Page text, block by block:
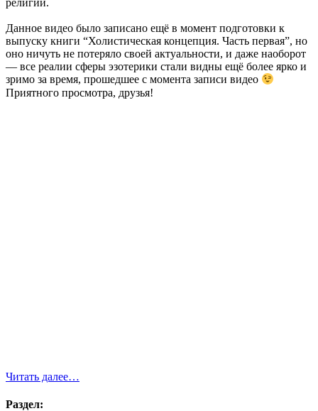
религии.
Данное видео было записано ещё в момент подготовки к
выпуску книги “Холистическая концепция. Часть первая”, но
оно ничуть не потеряло своей актуальности, и даже наоборот
— все реалии сферы эзотерики стали видны ещё более ярко и
зримо за время, прошедшее с момента записи видео
Приятного просмотра, друзья!
Читать далее…
Раздел: